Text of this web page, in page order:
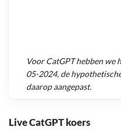
Live CatGPT koers
VoorCatGPThebben we
05-2024, de
daarop aangepast.